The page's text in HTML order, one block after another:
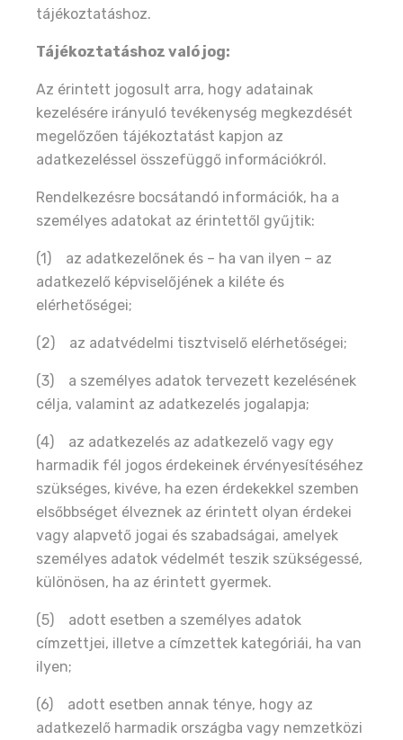
tájékoztatáshoz.
Tájékoztatáshoz való jog:
Az érintett jogosult arra, hogy adatainak
kezelésére irányuló tevékenység megkezdését
megelőzően tájékoztatást kapjon az
adatkezeléssel összefüggő információkról.
Rendelkezésre bocsátandó információk, ha a
személyes adatokat az érintettől gyűjtik:
(1) az adatkezelőnek és – ha van ilyen – az
adatkezelő képviselőjének a kiléte és
elérhetőségei;
(2) az adatvédelmi tisztviselő elérhetőségei;
(3) a személyes adatok tervezett kezelésének
célja, valamint az adatkezelés jogalapja;
(4) az adatkezelés az adatkezelő vagy egy
harmadik fél jogos érdekeinek érvényesítéséhez
szükséges, kivéve, ha ezen érdekekkel szemben
elsőbbséget élveznek az érintett olyan érdekei
vagy alapvető jogai és szabadságai, amelyek
személyes adatok védelmét teszik szükségessé,
különösen, ha az érintett gyermek.
(5) adott esetben a személyes adatok
címzettjei, illetve a címzettek kategóriái, ha van
ilyen;
(6) adott esetben annak ténye, hogy az
adatkezelő harmadik országba vagy nemzetközi